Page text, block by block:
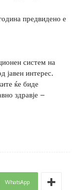
предвидено е
систем на
јавен интерес.
ќе биде
здравје –
WhatsApp